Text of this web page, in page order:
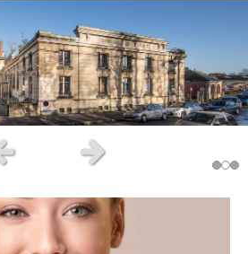
Slide précédentSlide suivant